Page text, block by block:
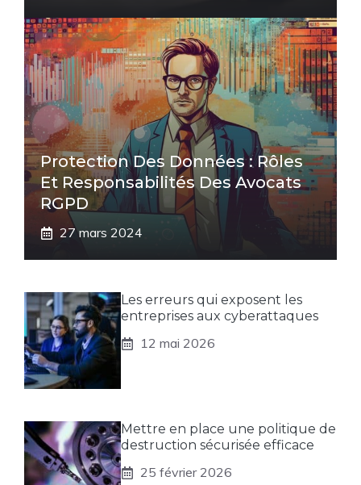
Protection Des Données : Rôles
Et Responsabilités Des Avocats
RGPD
27 mars 2024
Les erreurs qui exposent les
entreprises aux cyberattaques
12 mai 2026
Mettre en place une politique de
destruction sécurisée efficace
25 février 2026